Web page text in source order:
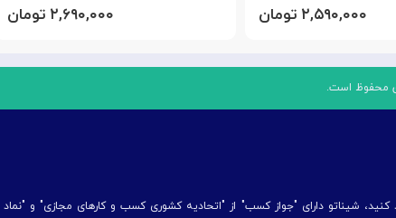
۲,۶۹۰,۰۰۰ تومان ۲,۵۹۰,۰۰۰ تومان
محفوظ است.
کنید، شیناتو دارای "جواز کسب" از "اتحادیه کشوری کسب و کارهای مجازی" و "نماد